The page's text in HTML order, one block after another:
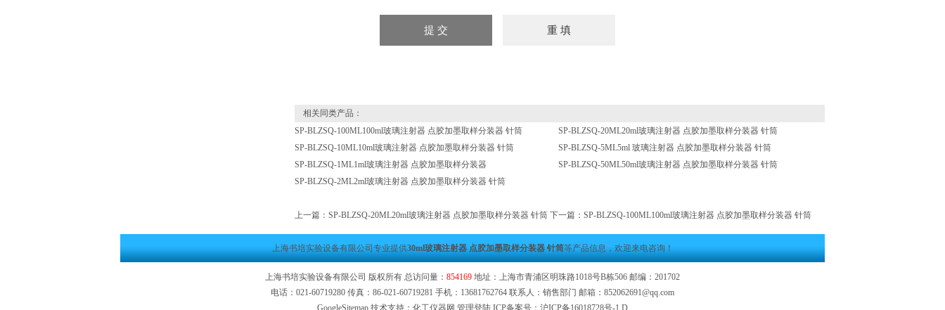
相关同类产品：
SP-BLZSQ-100ML100ml玻璃注射器 点胶加墨取样分装器 针筒
SP-BLZSQ-20ML20ml玻璃注射器 点胶加墨取样分装器 针筒
SP-BLZSQ-10ML10ml玻璃注射器 点胶加墨取样分装器 针筒
SP-BLZSQ-5ML5ml 玻璃注射器 点胶加墨取样分装器 针筒
SP-BLZSQ-1ML1ml玻璃注射器 点胶加墨取样分装器
SP-BLZSQ-50ML50ml玻璃注射器 点胶加墨取样分装器 针筒
SP-BLZSQ-2ML2ml玻璃注射器 点胶加墨取样分装器 针筒
上一篇： SP-BLZSQ-20ML20ml玻璃注射器 点胶加墨取样分装器 针筒 下一篇： SP-BLZSQ-100ML100ml玻璃注射器 点胶加墨取样分装器 针筒
上海书培实验设备有限公司专业提供30ml玻璃注射器 点胶加墨取样分装器 针筒等产品信息，欢迎来电咨询！
上海书培实验设备有限公司 版权所有 总访问量： 854169 地址：上海市青浦区明珠路1018号B栋506 邮编：201702
电话：021-60719280 传真：86-021-60719281 手机：13681762764 联系人：销售部门 邮箱： 852062691@qq.com
GoogleSitemap 技术支持：化工仪器网 管理登陆 ICP备案号： 沪ICP备16018728号-1 D